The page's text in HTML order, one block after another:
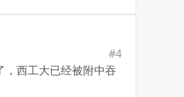
#4
西工大已经被附中吞